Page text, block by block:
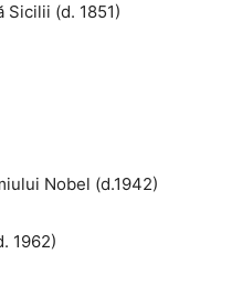
(d. 1851)
Nobel (d.1942)
1962)